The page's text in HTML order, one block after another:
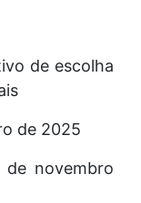
de escolha
de 2025
de novembro